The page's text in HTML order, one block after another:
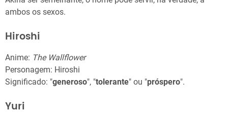
ambos os sexos.
Hiroshi
Anime: The Wallflower
Personagem: Hiroshi
Significado: "generoso", "tolerante" ou "próspero".
Yuri